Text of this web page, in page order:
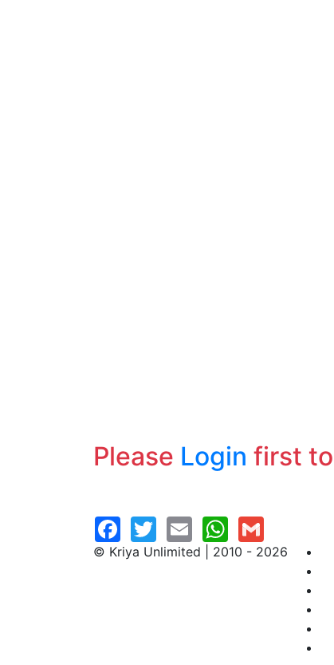
Please Login first
© Kriya Unlimited | 2010 - 2026